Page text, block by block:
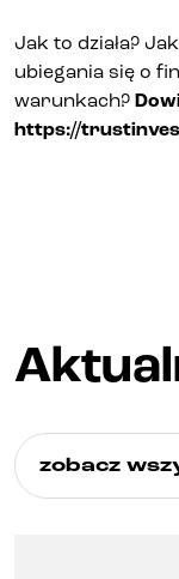
Kontakt
Jak to działa?
ubiegania się o
warunkach?
https://
zobacz